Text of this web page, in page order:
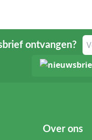
ontvangen?
Over ons